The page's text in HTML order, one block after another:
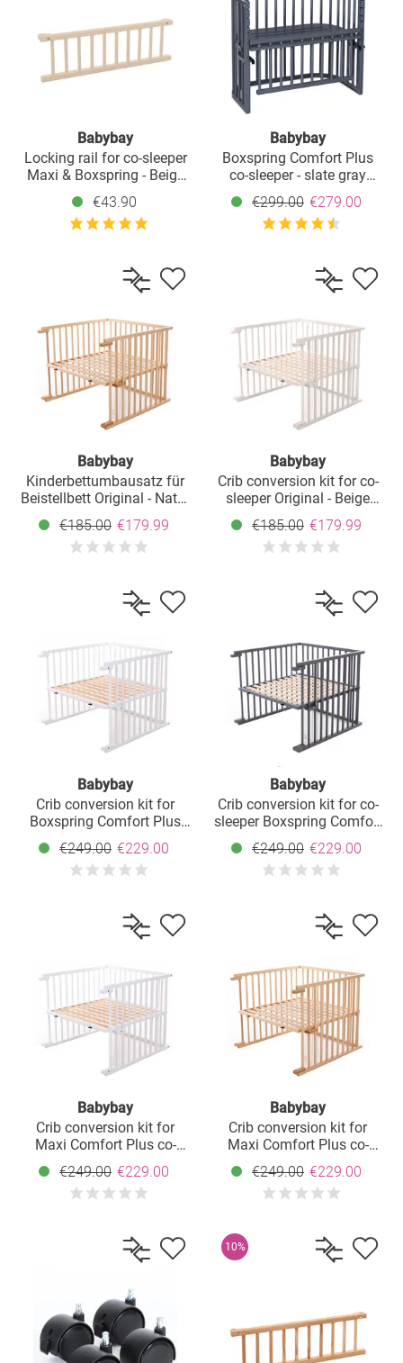
Babybay
Locking rail for co-sleeper
Maxi & Boxspring - Beige
lacquered
€43.90
Babybay
Boxspring Comfort Plus
co-sleeper - slate gray
lacquered
€299.00 €279.00
Babybay
Kinderbettumbausatz für
Beistellbett Original - Natur
lackiert
€185.00 €179.99
Babybay
Crib conversion kit for co-
sleeper Original - Beige
lacquered
€185.00 €179.99
Babybay
Crib conversion kit for
Boxspring Comfort Plus
co-sleeper - white
lacquered
€249.00 €229.00
Babybay
Crib conversion kit for co-
sleeper Boxspring Comfort
Plus - slate gray lacquered
€249.00 €229.00
Babybay
Crib conversion kit for
Maxi Comfort Plus co-
sleeper - white lacquered
€249.00 €229.00
Babybay
Crib conversion kit for
Maxi Comfort Plus co-
sleeper - natural lacquered
€249.00 €229.00
10%